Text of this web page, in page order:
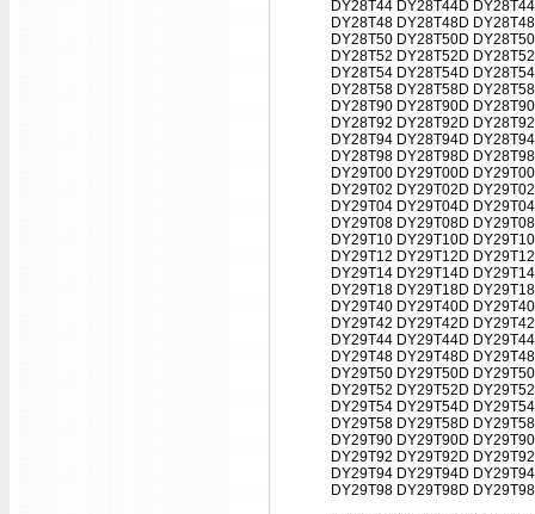
DY28T44 DY28T44D
DY28T48 DY28T48D
DY28T50 DY28T50D
DY28T52 DY28T52D
DY28T54 DY28T54D
DY28T58 DY28T58D
DY28T90 DY28T90D
DY28T92 DY28T92D
DY28T94 DY28T94D
DY28T98 DY28T98D
DY29T00 DY29T00D
DY29T02 DY29T02D
DY29T04 DY29T04D
DY29T08 DY29T08D
DY29T10 DY29T10D
DY29T12 DY29T12D
DY29T14 DY29T14D
DY29T18 DY29T18D
DY29T40 DY29T40D
DY29T42 DY29T42D
DY29T44 DY29T44D
DY29T48 DY29T48D
DY29T50 DY29T50D
DY29T52 DY29T52D
DY29T54 DY29T54D
DY29T58 DY29T58D
DY29T90 DY29T90D
DY29T92 DY29T92D
DY29T94 DY29T94D
DY29T98 DY29T98D